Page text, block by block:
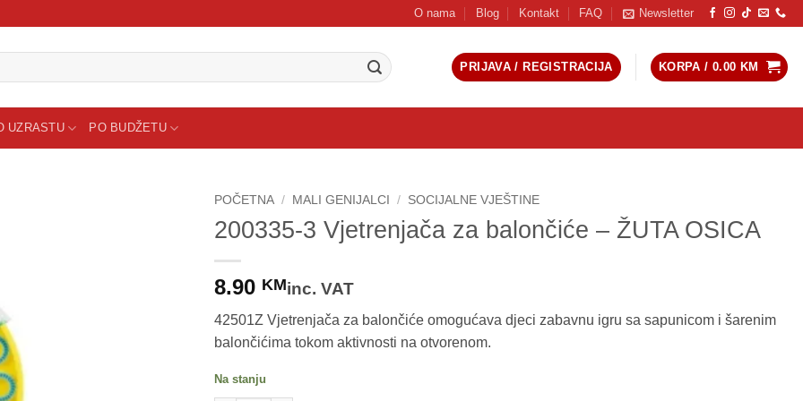
O nama Blog Kontakt FAQ Newsletter
PRIJAVA / REGISTRACIJA KORPA / 0.00 KM
UZRASTU PO BUDŽETU
POČETNA / MALI GENIJALCI / SOCIJALNE VJEŠTINE
200335-3 Vjetrenjača za balončiće – ŽUTA OSICA
8.90 KMinc. VAT
42501Z Vjetrenjača za balončiće omogućava djeci zabavnu igru sa sapunicom i šarenim
balončićima tokom aktivnosti na otvorenom.
Na stanju